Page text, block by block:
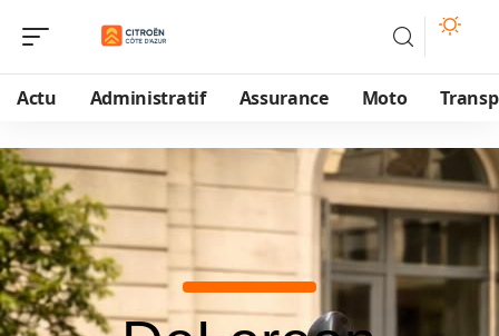
Actu Administratif Assurance Moto